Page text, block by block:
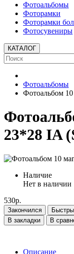
Фотоальбомы
Фоторамки
Фоторамки
Фотосувениры
КАТАЛОГ
Фотоальбомы
Фотоальбом
23*28 IA
Наличие
Нет в наличии
530р.
Закончился
В закладки
В
Описание